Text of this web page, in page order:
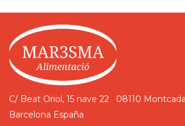
C/ Beat Oriol, 15 nave 22
08110
Barcelona España